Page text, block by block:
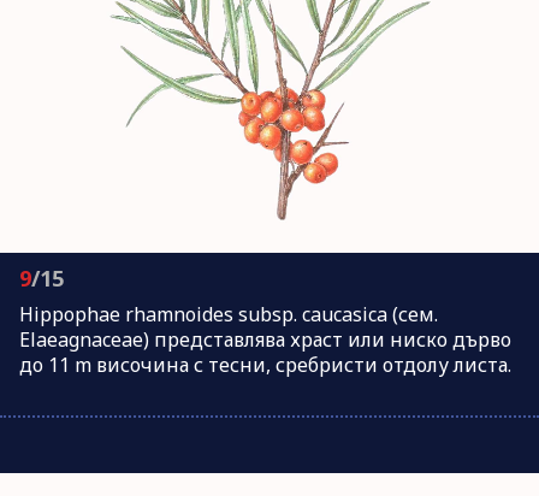
9/15
Hippophae rhamnoides subsp. caucasica (сем.
Elaeagnaceae) представлява храст или ниско дърво
до 11 m височина с тесни, сребристи отдолу листа.